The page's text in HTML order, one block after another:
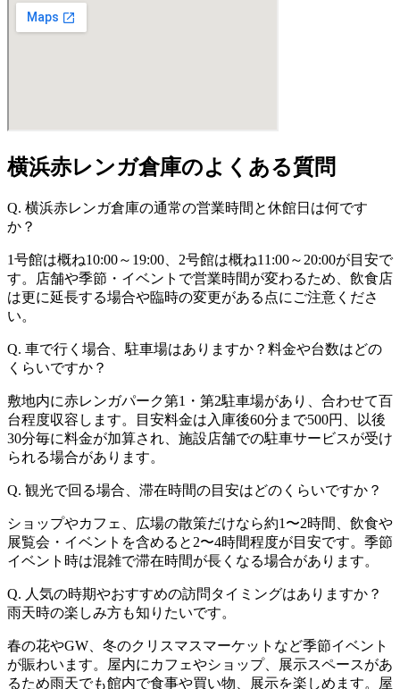
横浜赤レンガ倉庫のよくある質問
Q. 横浜赤レンガ倉庫の通常の営業時間と休館日は何です
か？
1号館は概ね10:00～19:00、2号館は概ね11:00～20:00が目安で
す。店舗や季節・イベントで営業時間が変わるため、飲食店
は更に延長する場合や臨時の変更がある点にご注意くださ
い。
Q. 車で行く場合、駐車場はありますか？料金や台数はどの
くらいですか？
敷地内に赤レンガパーク第1・第2駐車場があり、合わせて百
台程度収容します。目安料金は入庫後60分まで500円、以後
30分毎に料金が加算され、施設店舗での駐車サービスが受け
られる場合があります。
Q. 観光で回る場合、滞在時間の目安はどのくらいですか？
ショップやカフェ、広場の散策だけなら約1〜2時間、飲食や
展覧会・イベントを含めると2〜4時間程度が目安です。季節
イベント時は混雑で滞在時間が長くなる場合があります。
Q. 人気の時期やおすすめの訪問タイミングはありますか？
雨天時の楽しみ方も知りたいです。
春の花やGW、冬のクリスマスマーケットなど季節イベント
が賑わいます。屋内にカフェやショップ、展示スペースがあ
るため雨天でも館内で食事や買い物、展示を楽しめます。屋